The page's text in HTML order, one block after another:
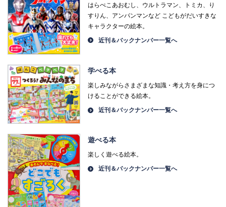
はらぺこあおむし、ウルトラマン、トミカ、り
すりん、アンパンマンなど こどもがだいすきな
キャラクターの絵本。
近刊＆バックナンバー一覧へ
学べる本
楽しみながらさまざまな知識・考え方を身につ
けることができる絵本。
近刊＆バックナンバー一覧へ
遊べる本
楽しく遊べる絵本。
近刊＆バックナンバー一覧へ